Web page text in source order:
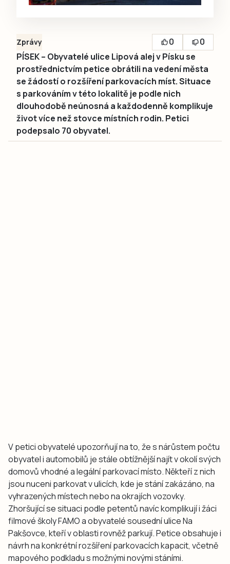
Zprávy 0
0
PÍSEK – Obyvatelé ulice Lipová alej v Písku se
prostřednictvím petice obrátili na vedení města
se žádostí o rozšíření parkovacích míst. Situace
s parkováním v této lokalitě je podle nich
dlouhodobě neúnosná a každodenně komplikuje
život více než stovce místních rodin. Petici
podepsalo 70 obyvatel.
V petici obyvatelé upozorňují na to, že s nárůstem počtu
obyvatel i automobilů je stále obtížnější najít v okolí svých
domovů vhodné a legální parkovací místo. Někteří z nich
jsou nuceni parkovat v ulicích, kde je stání zakázáno, na
vyhrazených místech nebo na okrajích vozovky.
Zhoršující se situaci podle petentů navíc komplikují i žáci
filmové školy FAMO a obyvatelé sousední ulice Na
Pakšovce, kteří v oblasti rovněž parkují. Petice obsahuje i
návrh na konkrétní rozšíření parkovacích kapacit, včetně
mapového podkladu s možnými novými stáními.